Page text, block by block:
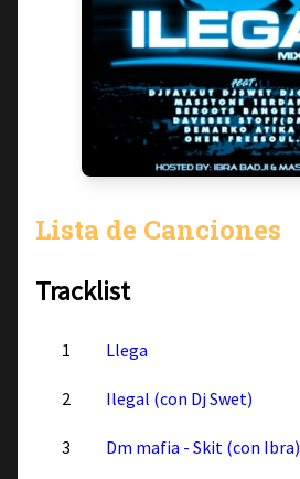
Lista de Canciones
Tracklist
1 Llega
2 Ilegal (con Dj Swet)
3 Dm mafia - Skit (con Ibra)